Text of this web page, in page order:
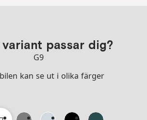
passar dig?
G9
kan se ut i olika färger